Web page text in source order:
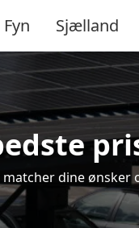
Fyn Sjælland
dine ønsker